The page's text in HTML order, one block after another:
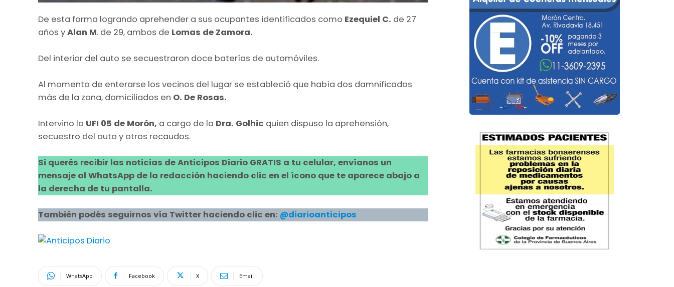
De esta forma logrando aprehender a sus ocupantes identificados como Ezequiel C. de 27
años yAlan M. de 29, ambos de Lomas de Zamora.
Del interior del auto se secuestraron doce baterías de automóviles.
Al momento de enterarse los vecinos del lugar se estableció que había dos damnificados
más de la zona, domiciliados en O. De Rosas.
Intervino la UFI 05 de Morón, a cargo de la Dra. Golhic quien dispuso la aprehensión,
secuestro del auto y otros recaudos.
Si querés recibir las noticias de Anticipos Diario GRATIS a tu celular, envíanos un
mensaje al WhatsApp de la redacción haciendo clic en el ícono que te aparece abajo a
la derecha de tu pantalla.
También podés seguirnos vía Twitter haciendo clic en: @diarioanticipos
WhatsApp Facebook X Email